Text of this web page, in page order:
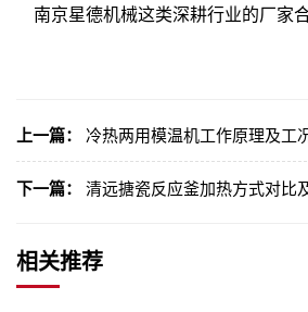
南京星德机械这类深耕行业的厂家
上一篇： 冷热两用模温机工作原理及工
下一篇： 清远搪瓷反应釜加热方式对比
相关推荐